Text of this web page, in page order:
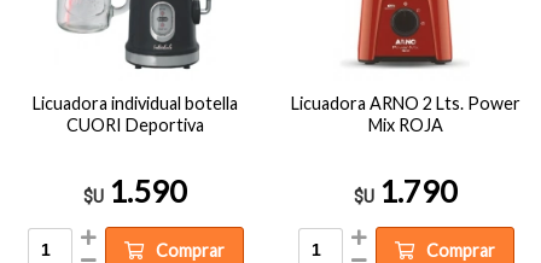
Licuadora individual botella
CUORI Deportiva
$U 1.590
Comprar
Licuadora ARNO 2 Lts. Power
Mix ROJA
$U 1.790
Comprar